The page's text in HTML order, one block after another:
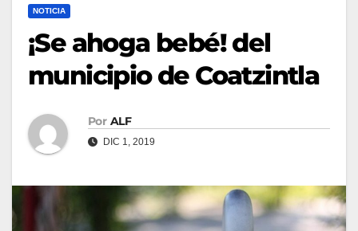
NOTICIA
¡Se ahoga bebé! del
municipio de Coatzintla
Por ALF
DIC 1, 2019